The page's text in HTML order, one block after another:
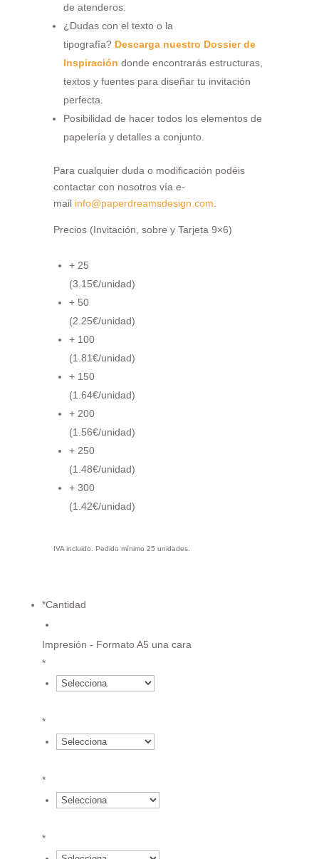
de atenderos.
¿Dudas con el texto o la
tipografía? Descarga nuestro Dossier de
Inspiración donde encontrarás estructuras,
textos y fuentes para diseñar tu invitación
perfecta.
Posibilidad de hacer todos los elementos de
papelería y detalles a conjunto.
Para cualquier duda o modificación podéis
contactar con nosotros vía e-
mail info@paperdreamsdesign.com
Precios (Invitación, sobre y Tarjeta 9×6)
+ 25
(3.15€/unidad)
+ 50
(2.25€/unidad)
+ 100
(1.81€/unidad)
+ 150
(1.64€/unidad)
+ 200
(1.56€/unidad)
+ 250
(1.48€/unidad)
+ 300
(1.42€/unidad)
IVA incluido. Pedido mínimo 25 unidades.
*Cantidad
Impresión - Formato A5 una cara
*
*
*
*